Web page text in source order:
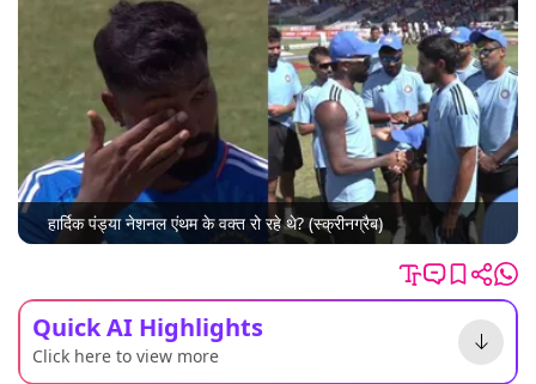
हार्दिक पंड्या नेशनल एंथम के वक्त रो रहे थे? (स्क्रीनग्रैब)
Quick AI Highlights
Click here to view more